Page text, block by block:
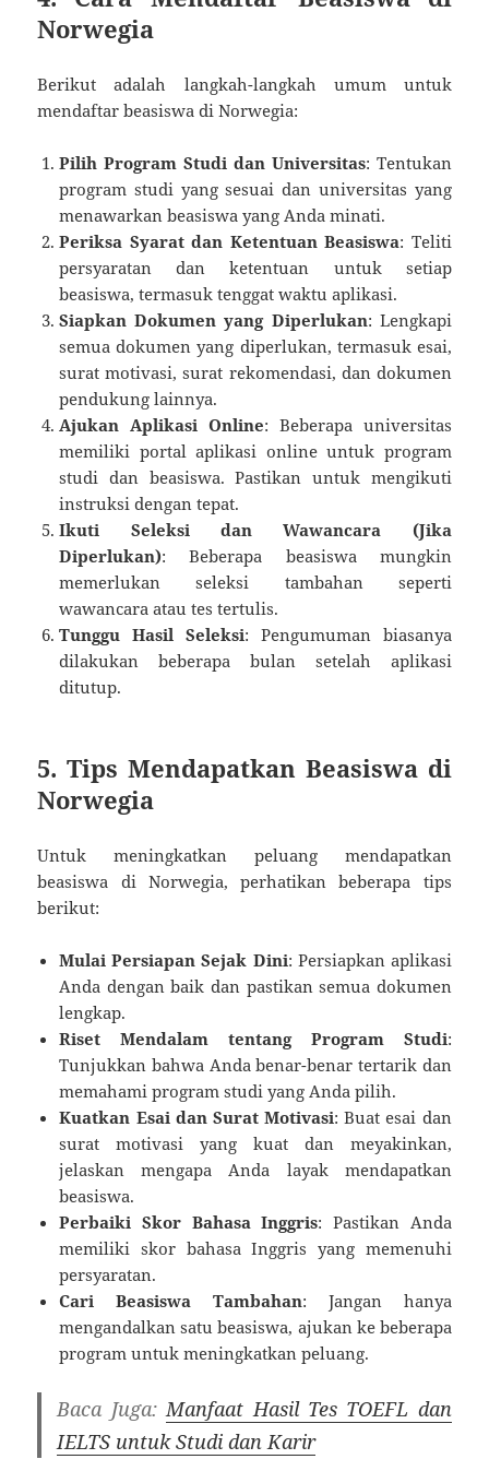
Norwegia
Berikut adalah langkah-langkah umum untuk
mendaftar beasiswa di Norwegia:
Pilih Program Studi dan Universitas: Tentukan
program studi yang sesuai dan universitas yang
menawarkan beasiswa yang Anda minati.
Periksa Syarat dan Ketentuan Beasiswa: Teliti
persyaratan dan ketentuan untuk setiap
beasiswa, termasuk tenggat waktu aplikasi.
Siapkan Dokumen yang Diperlukan: Lengkapi
semua dokumen yang diperlukan, termasuk esai,
surat motivasi, surat rekomendasi, dan dokumen
pendukung lainnya.
Ajukan Aplikasi Online: Beberapa universitas
memiliki portal aplikasi online untuk program
studi dan beasiswa. Pastikan untuk mengikuti
instruksi dengan tepat.
Ikuti Seleksi dan Wawancara (Jika
Diperlukan): Beberapa beasiswa mungkin
memerlukan seleksi tambahan seperti
wawancara atau tes tertulis.
Tunggu Hasil Seleksi: Pengumuman biasanya
dilakukan beberapa bulan setelah aplikasi
ditutup.
5. Tips Mendapatkan Beasiswa di
Norwegia
Untuk meningkatkan peluang mendapatkan
beasiswa di Norwegia, perhatikan beberapa tips
berikut:
Mulai Persiapan Sejak Dini: Persiapkan aplikasi
Anda dengan baik dan pastikan semua dokumen
lengkap.
Riset Mendalam tentang Program Studi:
Tunjukkan bahwa Anda benar-benar tertarik dan
memahami program studi yang Anda pilih.
Kuatkan Esai dan Surat Motivasi: Buat esai dan
surat motivasi yang kuat dan meyakinkan,
jelaskan mengapa Anda layak mendapatkan
beasiswa.
Perbaiki Skor Bahasa Inggris: Pastikan Anda
memiliki skor bahasa Inggris yang memenuhi
persyaratan.
Cari Beasiswa Tambahan: Jangan hanya
mengandalkan satu beasiswa, ajukan ke beberapa
program untuk meningkatkan peluang.
Baca Juga:Manfaat Hasil Tes TOEFL dan
IELTS untuk Studi dan Karir